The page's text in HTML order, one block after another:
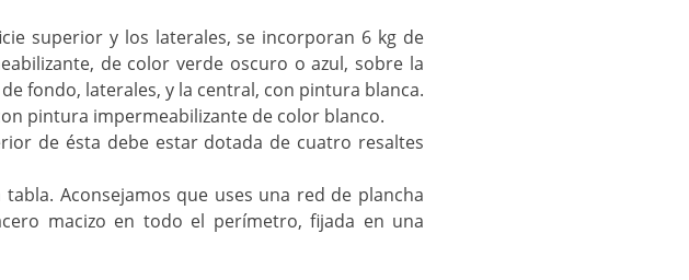
superior y los laterales, se incorporan 6 kg de
de color verde oscuro o azul, sobre la
fondo, laterales, y la central, con pintura blanca.
pintura impermeabilizante de color blanco.
de ésta debe estar dotada de cuatro resaltes
Aconsejamos que uses una red de plancha
macizo en todo el perímetro, fijada en una